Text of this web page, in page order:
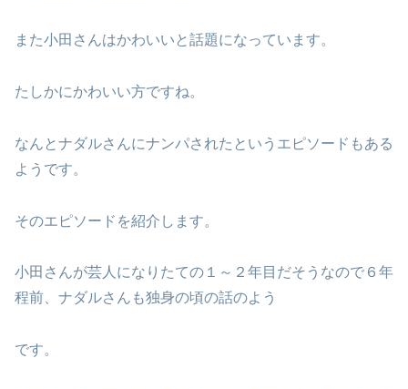
また小田さんはかわいいと話題になっています。
たしかにかわいい方ですね。
なんとナダルさんにナンパされたというエピソードもある
ようです。
そのエピソードを紹介します。
小田さんが芸人になりたての１～２年目だそうなので６年
程前、ナダルさんも独身の頃の話のよう
です。